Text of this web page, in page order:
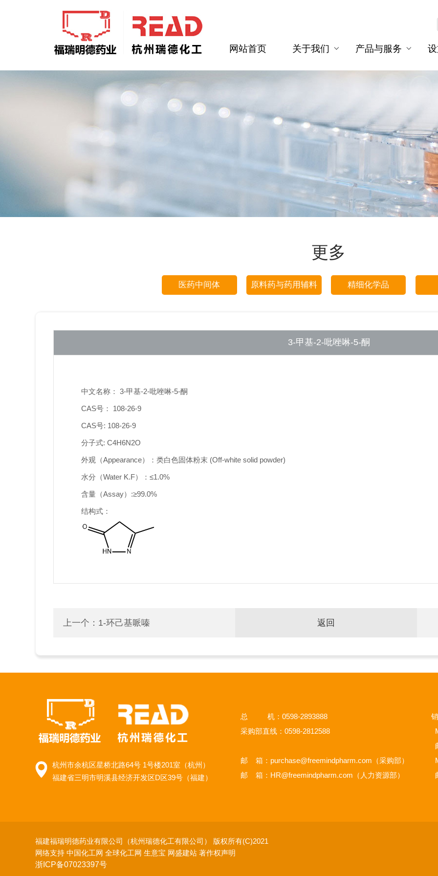
网站首页 关于我们 产品与服务
更多
医药中间体 原料药与药用辅料 精细化学品
3-甲基-2-吡唑啉-5-酮
中文名称： 3-甲基-2-吡唑啉-5-酮
CAS号： 108-26-9
CAS号: 108-26-9
分子式: C4H6N2O
外观（Appearance）：类白色固体粉末 (Off-white solid powder)
水分（Water K.F）：≤1.0%
含量（Assay）:≥99.0%
结构式：
上一个： 1-环己基哌嗪 返回
杭州市余杭区星桥北路64号 1号楼201室（杭州）
福建省三明市明溪县经济开发区D区39号（福建）
总 机：0598-2893888
采购部直线：0598-2812588
邮 箱： purchase@freemindpharm.com （采购部）
邮 箱： HR@freemindpharm.com （人力资源部）
福建福瑞明德药业有限公司（杭州瑞德化工有限公司） 版权所有(C)2021
网络支持 中国化工网 全球化工网 生意宝 网盛建站 著作权声明
浙ICP备07023397号